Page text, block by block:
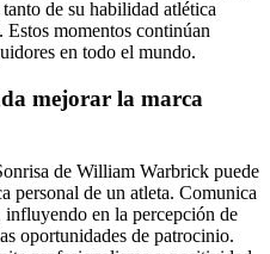
de su habilidad atlética
momentos continúan
en todo el mundo.
mejorar la marca
de William Warbrick puede
personal de un atleta. Comunica
en la percepción de
oportunidades de patrocinio.